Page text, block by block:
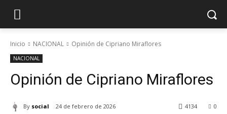
Inicio NACIONAL Opinión de Cipriano Miraflores
NACIONAL
Opinión de Cipriano Miraflores
By social 24 de febrero de 2026 0
4134